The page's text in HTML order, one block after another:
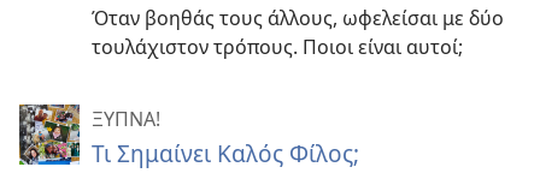
Όταν βοηθάς τους άλλους, ωφελείσαι με δύο
τουλάχιστον τρόπους. Ποιοι είναι αυτοί;
ΞΥΠΝΑ!
Τι Σημαίνει Καλός Φίλος;